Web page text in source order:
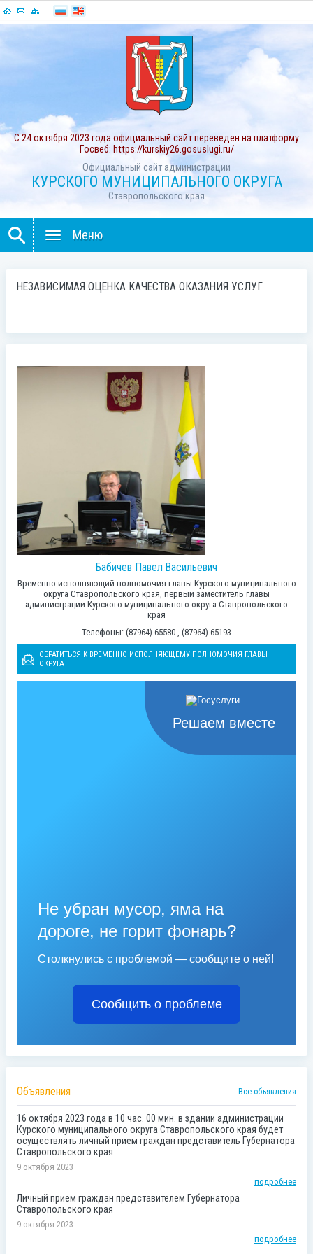
С 24 октября 2023 года официальный сайт переведен на платформу
Госвеб: https://kurskiy26.gosuslugi.ru/
Официальный сайт администрации
КУРСКОГО МУНИЦИПАЛЬНОГО ОКРУГА
Ставропольского края
Меню
НЕЗАВИСИМАЯ ОЦЕНКА КАЧЕСТВА ОКАЗАНИЯ УСЛУГ
Бабичев Павел Васильевич
Временно исполняющий полномочия главы Курского муниципального
округа Ставропольского края, первый заместитель главы
администрации Курского муниципального округа Ставропольского
края
Телефоны: (87964) 65580 , (87964) 65193
ОБРАТИТЬСЯ К ВРЕМЕННО ИСПОЛНЯЮЩЕМУ ПОЛНОМОЧИЯ ГЛАВЫ
ОКРУГА
Решаем вместе
Не убран мусор, яма на
дороге, не горит фонарь?
Столкнулись с проблемой — сообщите о ней!
Сообщить о проблеме
Объявления Все объявления
16 октября 2023 года в 10 час. 00 мин. в здании администрации
Курского муниципального округа Ставропольского края будет
осуществлять личный прием граждан представитель Губернатора
Ставропольского края
9 октября 2023
подробнее
Личный прием граждан представителем Губернатора
Ставропольского края
9 октября 2023
подробнее